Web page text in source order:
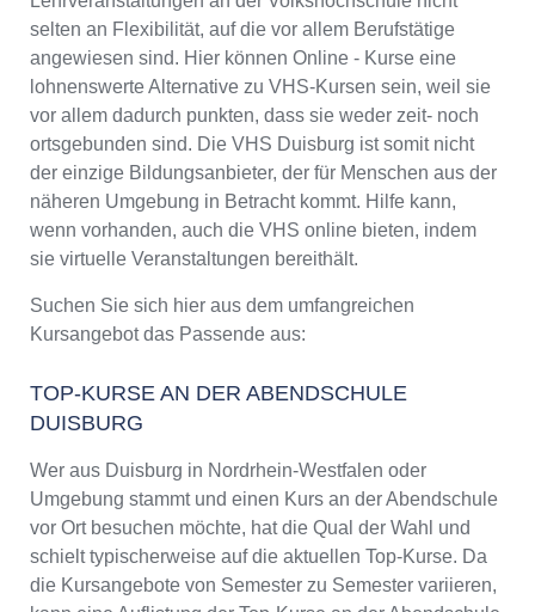
selten an Flexibilität, auf die vor allem Berufstätige
angewiesen sind. Hier können Online - Kurse eine
lohnenswerte Alternative zu VHS-Kursen sein, weil sie
vor allem dadurch punkten, dass sie weder zeit- noch
ortsgebunden sind. Die VHS Duisburg ist somit nicht
der einzige Bildungsanbieter, der für Menschen aus der
näheren Umgebung in Betracht kommt. Hilfe kann,
wenn vorhanden, auch die VHS online bieten, indem
sie virtuelle Veranstaltungen bereithält.
Suchen Sie sich hier aus dem umfangreichen
Kursangebot das Passende aus:
TOP-KURSE AN DER ABENDSCHULE
DUISBURG
Wer aus Duisburg in Nordrhein-Westfalen oder
Umgebung stammt und einen Kurs an der Abendschule
vor Ort besuchen möchte, hat die Qual der Wahl und
schielt typischerweise auf die aktuellen Top-Kurse. Da
die Kursangebote von Semester zu Semester variieren,